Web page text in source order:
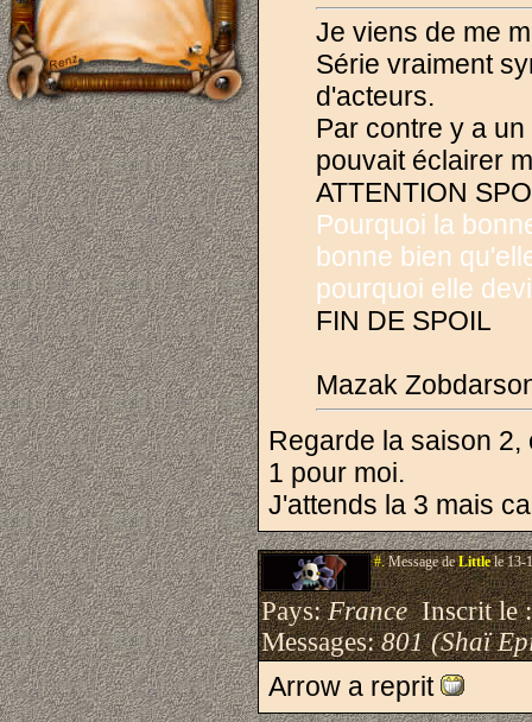
Je viens de me
Série vraiment
d'acteurs.
Par contre y a
pouvait éclairer
ATTENTION
Pourquoi la
bonne bien
pourquoi elle
FIN DE SPOIL
Mazak
Regarde la saison
1 pour moi.
J'attends la 3 mais
#.Message deLittlele 13-
Pays:FranceInscrit le
Messages:801 (Shaï
Arrow a reprit